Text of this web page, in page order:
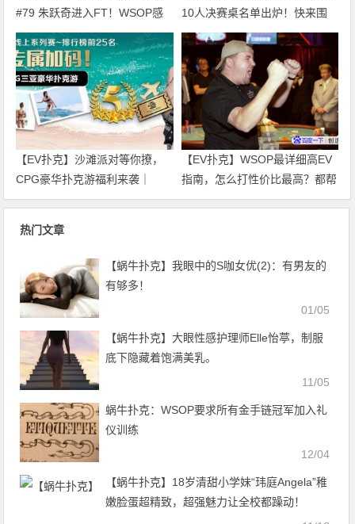
#79 朱跃奇进入FT！WSOP感
恩庆、直通车热闹开跑！
10人决赛桌名单出炉！快来围
观！
【EV扑克】沙滩派对等你撩，
CPG豪华扑克游福利来袭｜
WSOP金手链免费赛天天开打！
【EV扑克】WSOP最详细高EV
指南，怎么打性价比最高？都帮
你整理好了！
热门文章
【蜗牛扑克】我眼中的S咖女优(2)：有男友的
有够多！
01/05
【蜗牛扑克】大眼性感护理师Elle怡葶，制服
底下隐藏着饱满美乳。
11/05
蜗牛扑克：WSOP要求所有金手链冠军加入礼
仪训练
12/04
【蜗牛扑克】18岁清甜小学妹“玮庭Angela”稚
嫩脸蛋超精致，超强魅力让全校都躁动！